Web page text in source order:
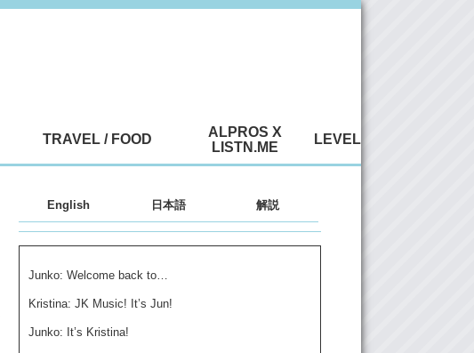
TRAVEL / FOOD
ALPROS X
LISTN.ME
LEVEL
English 日本語 解説
Junko: Welcome back to…
Kristina: JK Music! It’s Jun!
Junko: It’s Kristina!